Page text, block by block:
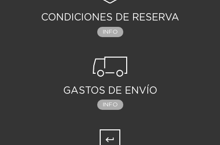
CONDICIONES DE RESERVA
INFO
GASTOS DE ENVÍO
INFO